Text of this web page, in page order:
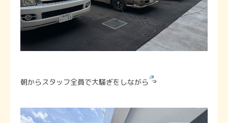
朝からスタッフ全員で大騒ぎをしながら